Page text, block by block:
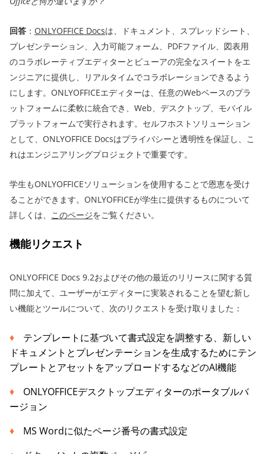
回答 ： ONLYOFFICE Docsは、ドキュメント、スプレッドシート、
プレゼンテーション、入力可能フォーム、PDFファイル、図表用
のコラボレーティブエディターとビューアの完全なスイートをエ
ンジニアに提供し、リアルタイムでコラボレーションできるよう
にします。ONLYOFFICEエディターは、任意のWebベースのプラ
ットフォームに柔軟に統合でき、Web、デスクトップ、モバイル
プラットフォームで実行されます。セルフホストソリューション
として、ONLYOFFICE Docsはプライバシーと透明性を保証し、こ
れはエンジニアリングプロジェクトで重要です。
学生もONLYOFFICEソリューションを使用することで恩恵を受け
ることができます。ONLYOFFICEが学生に提供するものについて
詳しくは、
このページをご覧ください。
機能リクエスト
ONLYOFFICE Docs 9.2およびその他の最近のリリースに関する質
問に加えて、ユーザーがエディターに実装されることを望む新し
い機能とツールについて、次のリクエストを受け取りました：
テンプレートに基づいて書式設定を調整する、新しい
ドキュメントとプレゼンテーションを生成するためにテン
プレートとアセットをアップロードするなどのAI機能
ONLYOFFICEデスクトップエディターのポータブルバ
ージョン
MS Wordに似たページ番号の書式設定